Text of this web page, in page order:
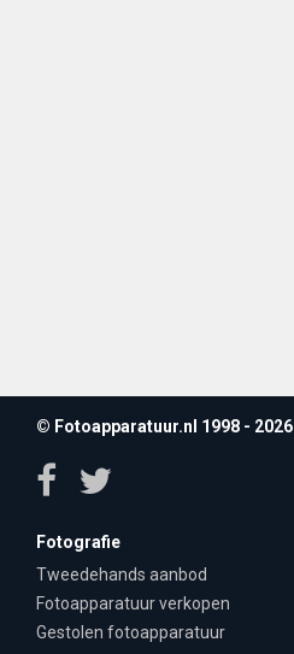
© Fotoapparatuur.nl 1998 - 2026
Fotografie
Tweedehands aanbod
Fotoapparatuur verkopen
Gestolen fotoapparatuur